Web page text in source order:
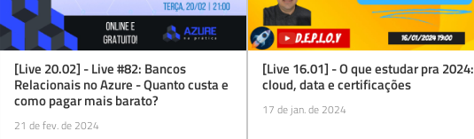
[Live 20.02] - Live #82: Bancos
Relacionais no Azure - Quanto custa e
como pagar mais barato?
21 de fev. de 2024
[Live 16.01] - O que estudar pra 2024:
cloud, data e certificações
17 de jan. de 2024